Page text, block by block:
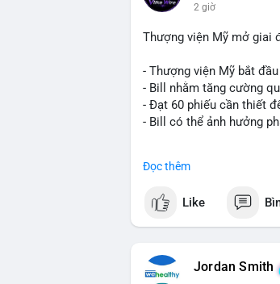
2 giờ
Thượng viện Mỹ mở giai
- Thượng viện Mỹ bắt
- Bill nhằm tăng cường
- Đạt 60 phiếu cần thiết
- Bill có thể ảnh hưởng
#vlikevn #titanbot
📰 Nguồn: CoinDesk
Đọc thêm
Like
Jordan Smith